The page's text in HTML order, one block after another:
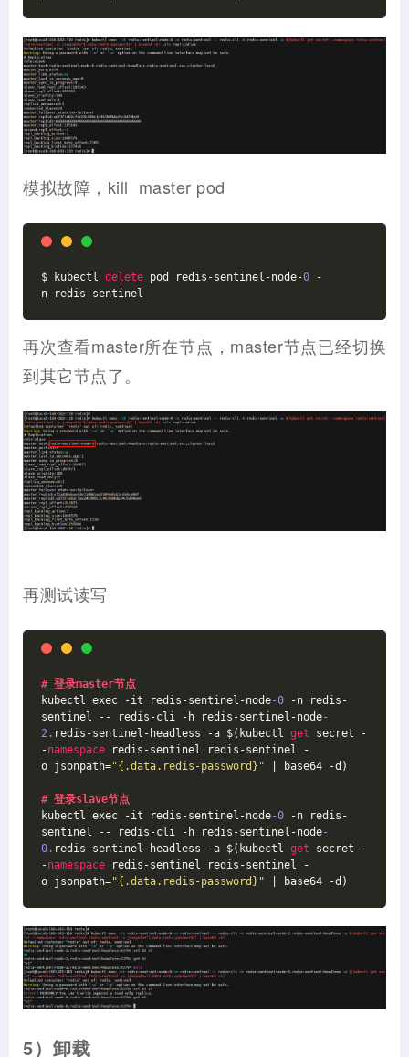
模拟故障，kill master pod
$ kubectl delete pod redis-sentinel-node-0 -
n redis-sentinel
再次查看master所在节点，master节点已经切换
到其它节点了。
再测试读写
# 登录master节点
kubectl exec -it redis-sentinel-node-0 -n redis-
sentinel -- redis-cli -h redis-sentinel-node-
2. redis-sentinel-headless -a $(kubectl get secret -
-namespace redis-sentinel redis-sentinel -
o jsonpath="{.data.redis-password}" | base64 -d)
# 登录slave节点
kubectl exec -it redis-sentinel-node-0 -n redis-
sentinel -- redis-cli -h redis-sentinel-node-
0. redis-sentinel-headless -a $(kubectl get secret -
-namespace redis-sentinel redis-sentinel -
o jsonpath="{.data.redis-password}" | base64 -d)
5）卸载